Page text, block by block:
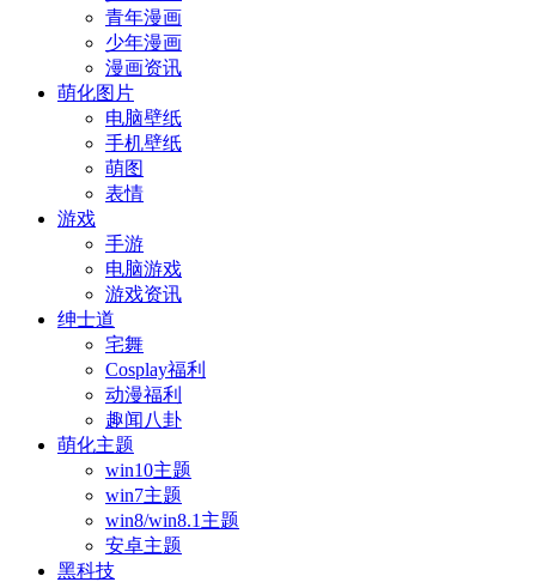
青年漫画
少年漫画
漫画资讯
萌化图片
电脑壁纸
手机壁纸
萌图
表情
游戏
手游
电脑游戏
游戏资讯
绅士道
宅舞
Cosplay福利
动漫福利
趣闻八卦
萌化主题
win10主题
win7主题
win8/win8.1主题
安卓主题
黑科技